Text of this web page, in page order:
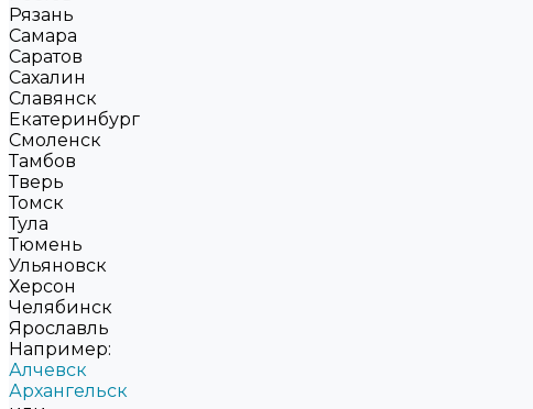
Рязань
Самара
Саратов
Сахалин
Славянск
Екатеринбург
Смоленск
Тамбов
Тверь
Томск
Тула
Тюмень
Ульяновск
Херсон
Челябинск
Ярославль
Например:
Алчевск
Архангельск